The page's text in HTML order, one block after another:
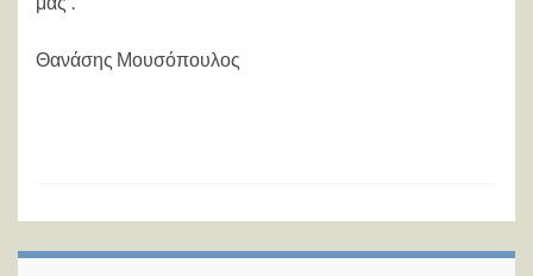
Θανάσης Μουσόπουλος